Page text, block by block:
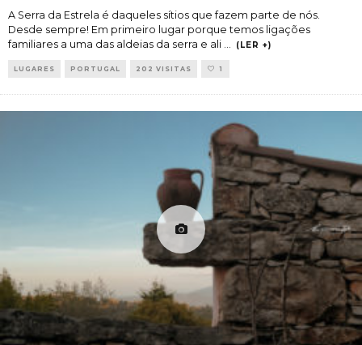
A Serra da Estrela é daqueles sítios que fazem parte de nós.
Desde sempre! Em primeiro lugar porque temos ligações
familiares a uma das aldeias da serra e ali ... (LER +)
LUGARES PORTUGAL 202 VISITAS 1